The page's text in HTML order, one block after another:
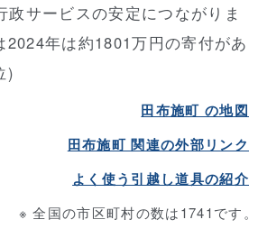
政サービスの安定につながりま
2024年は約1801万円の寄付があ
)
田布施町 の地図
田布施町 関連の外部リンク
よく使う引越し道具の紹介
※ 全国の市区町村の数は1741です。